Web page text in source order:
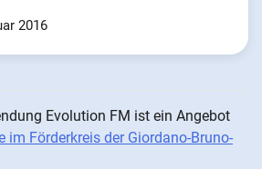
2016
Evolution FM ist ein An­ge­bot
im För­der­kreis der Gi­ordano-Bruno-